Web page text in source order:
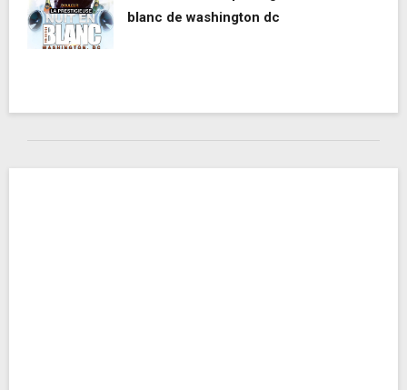
blanc de washington dc